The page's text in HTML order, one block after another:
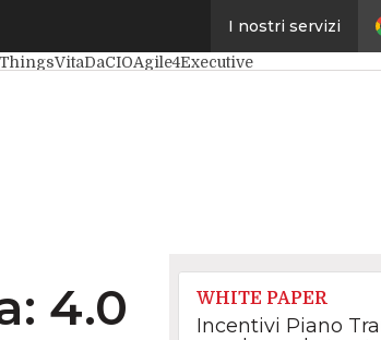
I nostri servizi
Cybersecurity
VitaDaCIOAgile4Executive
4.0 WHITE PAPER
Incentivi Piano